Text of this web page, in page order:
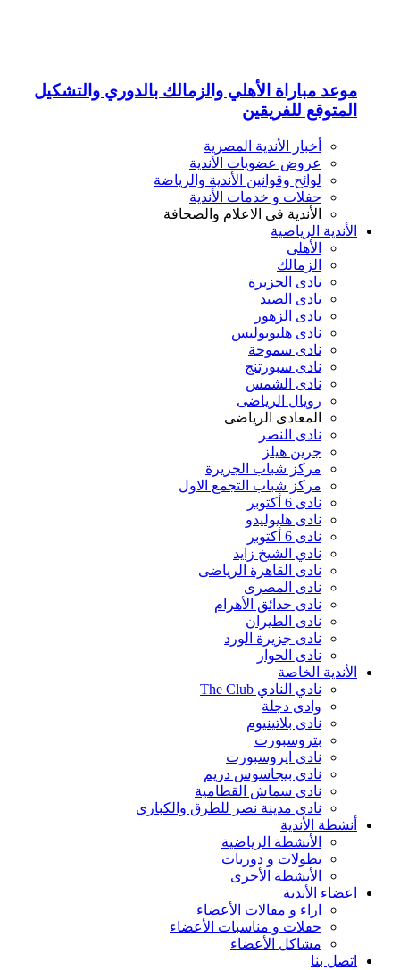
موعد مباراة الأهلي والزمالك بالدوري والتشكيل
المتوقع للفريقين
أخبار الأندية المصرية
عروض عضويات الأندية
لوائح وقوانين الأندية والرياضة
حفلات و خدمات الأندية
الأندية فى الاعلام والصحافة
الأندية الرياضية
الأهلى
الزمالك
نادى الجزيرة
نادى الصيد
نادى الزهور
نادى هليوبوليس
نادى سموحة
نادى سبورتنج
نادى الشمس
رويال الرياضى
المعادى الرياضى
نادى النصر
جرين هيلز
مركز شباب الجزيرة
مركز شباب التجمع الاول
نادى 6 أكتوبر
نادى هليوليدو
نادى 6 أكتوبر
نادي الشيخ زايد
نادى القاهرة الرياضى
نادى المصرى
نادى حدائق الأهرام
نادى الطيران
نادى جزيرة الورد
نادى الحوار
الأندية الخاصة
نادي النادي The Club
وادى دجلة
نادى بلاتينيوم
بتروسبورت
نادي ايروسبورت
نادي بيجاسوس دريم
نادى سماش القطامية
نادى مدينة نصر للطرق والكبارى
أنشطة الأندية
الأنشطة الرياضية
بطولات و دوريات
الأنشطة الأخرى
اعضاء الأندية
اراء و مقالات الأعضاء
حفلات و مناسبات الأعضاء
مشاكل الأعضاء
اتصل بنا